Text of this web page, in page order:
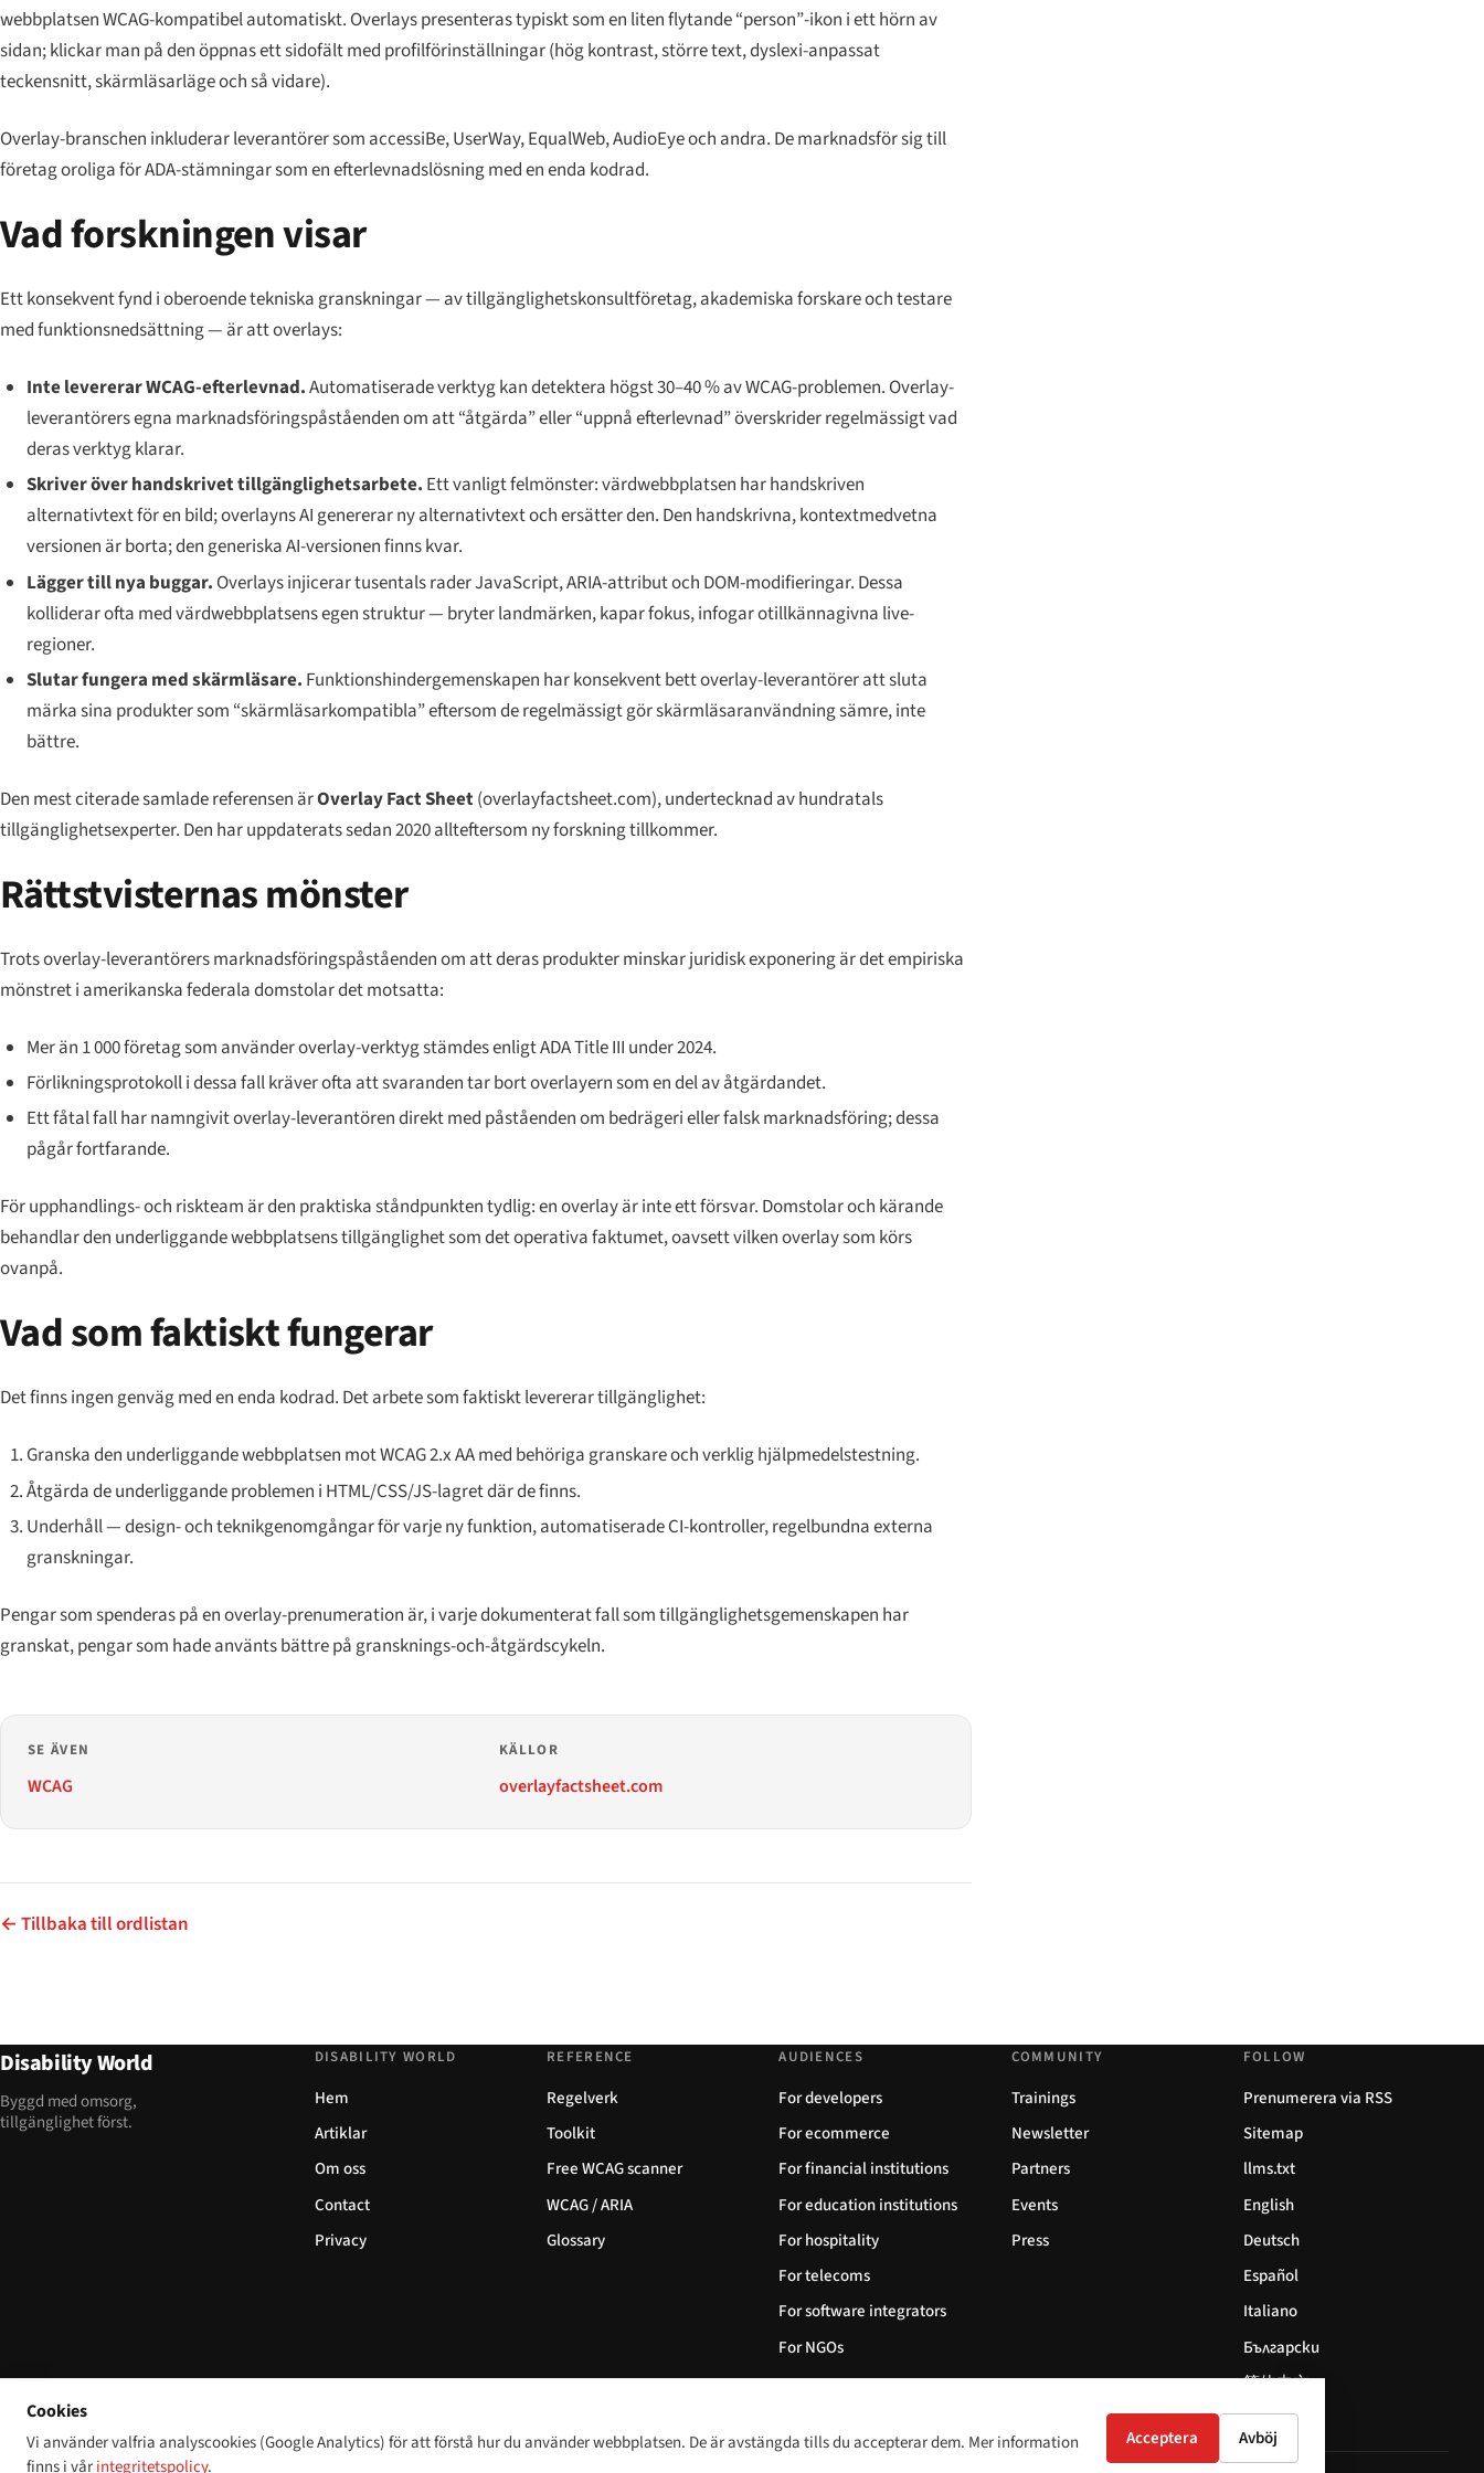
webbplatsen WCAG-kompatibel automatiskt. Overlays presenteras typiskt som en liten flytande “person”-ikon i ett hörn av
sidan; klickar man på den öppnas ett sidofält med profilförinställningar (hög kontrast, större text, dyslexi-anpassat
teckensnitt, skärmläsarläge och så vidare).
Overlay-branschen inkluderar leverantörer som accessiBe, UserWay, EqualWeb, AudioEye och andra. De marknadsför sig till
företag oroliga för ADA-stämningar som en efterlevnadslösning med en enda kodrad.
Vad forskningen visar
Ett konsekvent fynd i oberoende tekniska granskningar — av tillgänglighetskonsultföretag, akademiska forskare och testare
med funktionsnedsättning — är att overlays:
Inte levererar WCAG-efterlevnad.Automatiserade verktyg kan detektera högst 30–40 % av WCAG-problemen. Overlay-
leverantörers egna marknadsföringspåståenden om att “åtgärda” eller “uppnå efterlevnad” överskrider regelmässigt vad
deras verktyg klarar.
Skriver över handskrivet tillgänglighetsarbete. Ett vanligt felmönster: värdwebbplatsen har handskriven
alternativtext för en bild; overlayns AI genererar ny alternativtext och ersätter den. Den handskrivna, kontextmedvetna
versionen är borta; den generiska AI-versionen finns kvar.
Lägger till nya buggar. Overlays injicerar tusentals rader JavaScript, ARIA-attribut och DOM-modifieringar. Dessa
kolliderar ofta med värdwebbplatsens egen struktur — bryter landmärken, kapar fokus, infogar otillkännagivna live-
regioner.
Slutar fungera med skärmläsare. Funktionshindergemenskapen har konsekvent bett overlay-leverantörer att sluta
märka sina produkter som “skärmläsarkompatibla” eftersom de regelmässigt gör skärmläsaranvändning sämre, inte
bättre.
Den mest citerade samlade referensen ärOverlay Fact Sheet(overlayfactsheet.com), undertecknad av hundratals
tillgänglighetsexperter. Den har uppdaterats sedan 2020 allteftersom ny forskning tillkommer.
Rättstvisternas mönster
Trots overlay-leverantörers marknadsföringspåståenden om att deras produkter minskar juridisk exponering är det empiriska
mönstret i amerikanska federala domstolar det motsatta:
Mer än 1 000 företag som använder overlay-verktyg stämdes enligt ADA Title III under 2024.
Förlikningsprotokoll i dessa fall kräver ofta att svarandentar bortoverlayern som en del av åtgärdandet.
Ett fåtal fall har namngivit overlay-leverantören direkt med påståenden om bedrägeri eller falsk marknadsföring; dessa
pågår fortfarande.
För upphandlings- och riskteam är den praktiska ståndpunkten tydlig: en overlay är inte ett försvar. Domstolar och kärande
behandlar den underliggande webbplatsens tillgänglighet som det operativa faktumet, oavsett vilken overlay som körs
ovanpå.
Vad som faktiskt fungerar
Det finns ingen genväg med en enda kodrad. Det arbete som faktiskt levererar tillgänglighet:
Granska den underliggande webbplatsen mot WCAG 2.x AA med behöriga granskare och verklig hjälpmedelstestning.
Åtgärda de underliggande problemen i HTML/CSS/JS-lagret där de finns.
Underhåll — design- och teknikgenomgångar för varje ny funktion, automatiserade CI-kontroller, regelbundna externa
granskningar.
Pengar som spenderas på en overlay-prenumeration är, i varje dokumenterat fall som tillgänglighetsgemenskapen har
granskat, pengar som hade använts bättre på gransknings-och-åtgärdscykeln.
SE ÄVEN
WCAG
KÄLLOR
overlayfactsheet.com
← Tillbaka till ordlistan
Disability World
Byggd med omsorg,
tillgänglighet först.
DISABILITY WORLD
Hem
Artiklar
Om oss
Contact
Privacy
REFERENCE
Regelverk
Toolkit
Free WCAG scanner
WCAG / ARIA
Glossary
AUDIENCES
For developers
For ecommerce
For financial institutions
For education institutions
For hospitality
For telecoms
For software integrators
For NGOs
COMMUNITY
Trainings
Newsletter
Partners
Events
Press
FOLLOW
Prenumerera via RSS
Sitemap
llms.txt
English
Deutsch
Español
Italiano
Български
简体中文
Cookies
Vi använder valfria analyscookies (Google Analytics) för att förstå hur du använder webbplatsen. De är avstängda tills du accepterar dem. Mer information
finns i vårintegritetspolicy.
Acceptera Avböj